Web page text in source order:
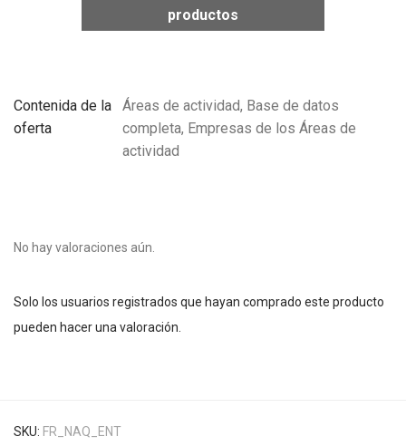
productos
Contenida de la
oferta
Áreas de actividad, Base de datos
completa, Empresas de los Áreas de
actividad
No hay valoraciones aún.
Solo los usuarios registrados que hayan comprado este producto
pueden hacer una valoración.
SKU: FR_NAQ_ENT